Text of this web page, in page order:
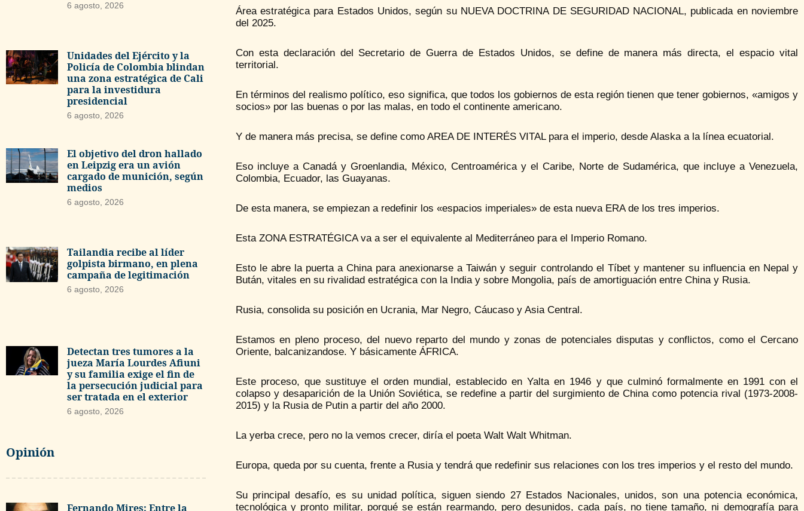
6 agosto, 2026
Unidades del Ejército y la
Policía de Colombia blindan
una zona estratégica de Cali
para la investidura
presidencial
6 agosto, 2026
El objetivo del dron hallado
en Leipzig era un avión
cargado de munición, según
medios
6 agosto, 2026
Tailandia recibe al líder
golpista birmano, en plena
campaña de legitimación
6 agosto, 2026
Detectan tres tumores a la
jueza María Lourdes Afiuni
y su familia exige el fin de
la persecución judicial para
ser tratada en el exterior
6 agosto, 2026
Opinión
Fernando Mires: Entre la
Área estratégica para Estados Unidos, según su NUEVA DOCTRINA DE SEGURIDAD NACIONAL, publicada en noviembre
del 2025.
Con esta declaración del Secretario de Guerra de Estados Unidos, se define de manera más directa, el espacio vital
territorial.
En términos del realismo político, eso significa, que todos los gobiernos de esta región tienen que tener gobiernos, «amigos y
socios» por las buenas o por las malas, en todo el continente americano.
Y de manera más precisa, se define como AREA DE INTERÉS VITAL para el imperio, desde Alaska a la línea ecuatorial.
Eso incluye a Canadá y Groenlandia, México, Centroamérica y el Caribe, Norte de Sudamérica, que incluye a Venezuela,
Colombia, Ecuador, las Guayanas.
De esta manera, se empiezan a redefinir los «espacios imperiales» de esta nueva ERA de los tres imperios.
Esta ZONA ESTRATÉGICA va a ser el equivalente al Mediterráneo para el Imperio Romano.
Esto le abre la puerta a China para anexionarse a Taiwán y seguir controlando el Tíbet y mantener su influencia en Nepal y
Bután, vitales en su rivalidad estratégica con la India y sobre Mongolia, país de amortiguación entre China y Rusia.
Rusia, consolida su posición en Ucrania, Mar Negro, Cáucaso y Asia Central.
Estamos en pleno proceso, del nuevo reparto del mundo y zonas de potenciales disputas y conflictos, como el Cercano
Oriente, balcanizandose. Y básicamente ÁFRICA.
Este proceso, que sustituye el orden mundial, establecido en Yalta en 1946 y que culminó formalmente en 1991 con el
colapso y desaparición de la Unión Soviética, se redefine a partir del surgimiento de China como potencia rival (1973-2008-
2015) y la Rusia de Putin a partir del año 2000.
La yerba crece, pero no la vemos crecer, diría el poeta Walt Walt Whitman.
Europa, queda por su cuenta, frente a Rusia y tendrá que redefinir sus relaciones con los tres imperios y el resto del mundo.
Su principal desafío, es su unidad política, siguen siendo 27 Estados Nacionales, unidos, son una potencia económica,
tecnológica y pronto militar, porqué se están rearmando, pero desunidos, cada país, no tiene tamaño, ni demografía para